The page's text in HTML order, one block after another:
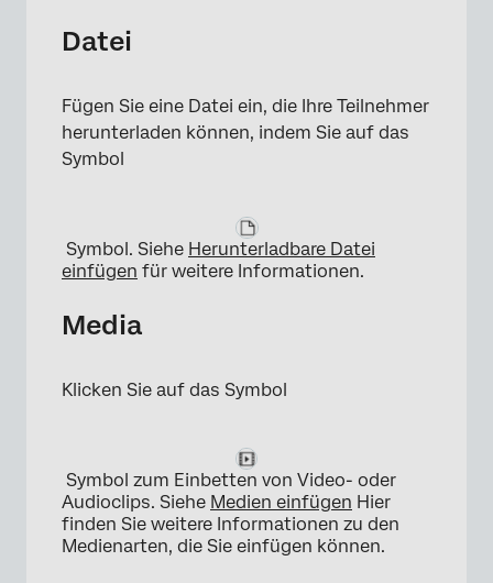
×
Datei
Fügen Sie eine Datei ein, die Ihre Teilnehmer
herunterladen können, indem Sie auf das
Symbol
Symbol. Siehe Herunterladbare Datei
einfügen für weitere Informationen.
Media
Klicken Sie auf das Symbol
Symbol zum Einbetten von Video- oder
Audioclips. Siehe Medien einfügen Hier
finden Sie weitere Informationen zu den
Medienarten, die Sie einfügen können.